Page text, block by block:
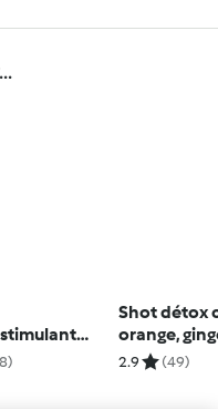
curcuma,
Shot détox
orange,
2.9 (49)